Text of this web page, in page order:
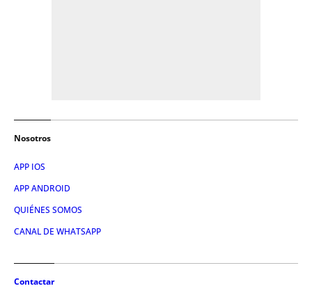
Nosotros
APP IOS
APP ANDROID
QUIÉNES SOMOS
CANAL DE WHATSAPP
Contactar